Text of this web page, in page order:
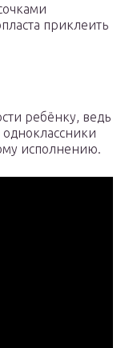
приклеить
ребёнку, ведь
исполнению.